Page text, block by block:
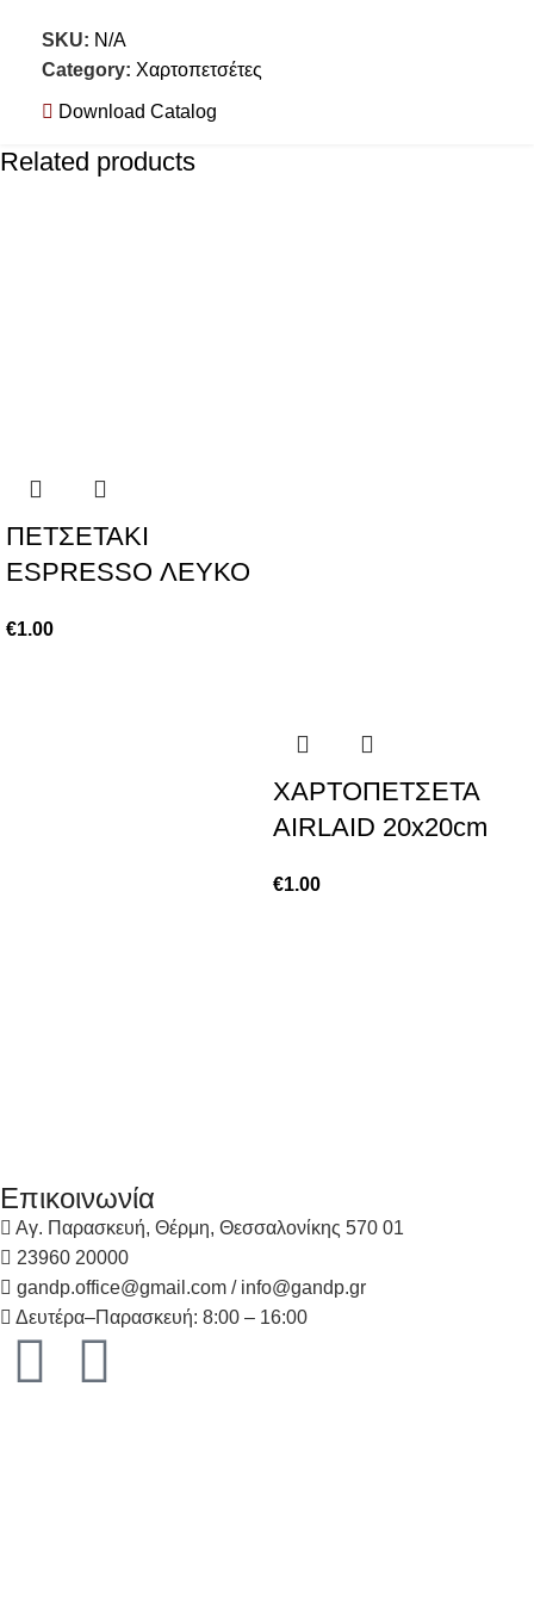
SKU: N/A
Category: Χαρτοπετσέτες
Download Catalog
Related products
ΠΕΤΣΕΤΑΚΙ
ESPRESSO ΛΕΥΚΟ
€1.00
ΧΑΡΤΟΠΕΤΣΕΤΑ
AIRLAID 20x20cm
€1.00
Επικοινωνία
Αγ. Παρασκευή, Θέρμη, Θεσσαλονίκης 570 01
23960 20000
gandp.office@gmail.com / info@gandp.gr
Δευτέρα–Παρασκευή: 8:00 – 16:00